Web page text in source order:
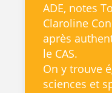
ADE, notes
Claroline
après
le CAS.
On y trouve
sciences et